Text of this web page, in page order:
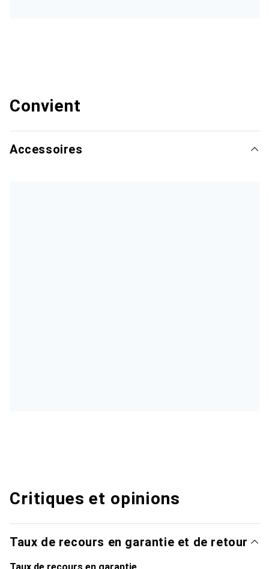
Convient
Accessoires
Critiques et opinions
Taux de recours en garantie et de retour